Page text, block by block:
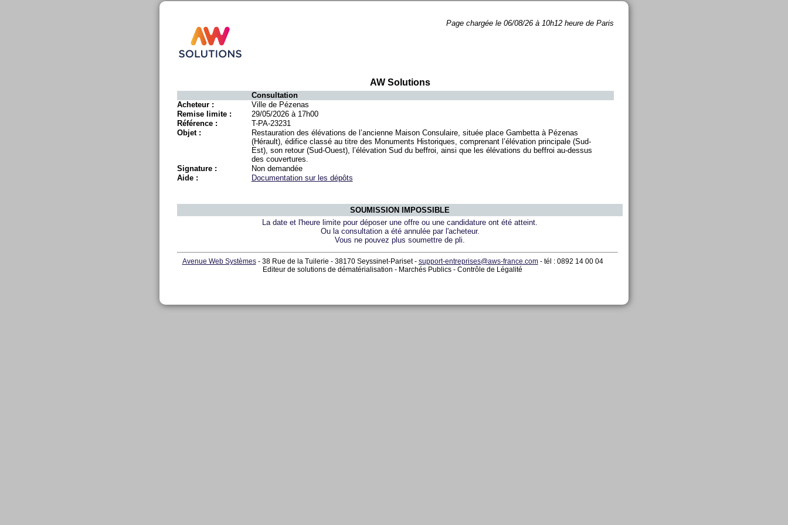
Page chargée le 06/08/26 à 10h12 heure de Paris
AW Solutions
Consultation
Acheteur :
Ville de Pézenas
Remise limite :
29/05/2026 à 17h00
Référence :
T-PA-23231
Objet :
Restauration des élévations de l’ancienne Maison Consulaire, située place Gambetta à Pézenas
(Hérault), édifice classé au titre des Monuments Historiques, comprenant l’élévation principale (Sud-
Est), son retour (Sud-Ouest), l’élévation Sud du beffroi, ainsi que les élévations du beffroi au-dessus
des couvertures.
Signature :
Non demandée
Aide :
Documentation sur les dépôts
SOUMISSION IMPOSSIBLE
La date et l'heure limite pour déposer une offre ou une candidature ont été atteint.
Ou la consultation a été annulée par l'acheteur.
Vous ne pouvez plus soumettre de pli.
Avenue Web Systèmes- 38 Rue de la Tuilerie - 38170 Seyssinet-Pariset - support-entreprises@aws-france.com- tél : 0892 14 00 04
Editeur de solutions de dématérialisation - Marchés Publics - Contrôle de Légalité